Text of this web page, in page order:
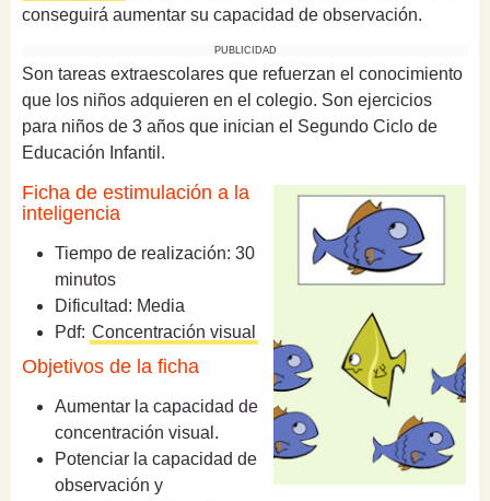
conseguirá aumentar su capacidad de observación.
PUBLICIDAD
Son tareas extraescolares que refuerzan el conocimiento
que los niños adquieren en el colegio. Son ejercicios
para niños de 3 años que inician el Segundo Ciclo de
Educación Infantil.
Ficha de estimulación a la
inteligencia
Tiempo de realización: 30
minutos
Dificultad: Media
Pdf: Concentración visual
Objetivos de la ficha
Aumentar la capacidad de
concentración visual.
Potenciar la capacidad de
observación y